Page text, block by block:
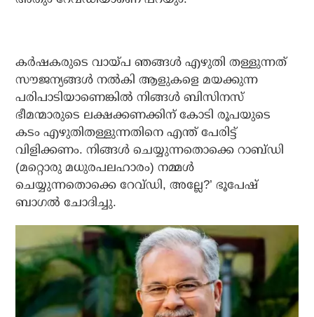
കര്‍ഷകരുടെ വായ്പ ഞങ്ങള്‍ എഴുതി തള്ളുന്നത്
സൗജന്യങ്ങള്‍ നല്‍കി ആളുകളെ മയക്കുന്ന
പരിപാടിയാണെങ്കില്‍ നിങ്ങള്‍ ബിസിനസ്
ഭീമന്മാരുടെ ലക്ഷക്കണക്കിന് കോടി രൂപയുടെ
കടം എഴുതിതള്ളുന്നതിനെ എന്ത് പേരിട്ട്
വിളിക്കണം. നിങ്ങള്‍ ചെയ്യുന്നതൊക്കെ റാബ്ഡി
(മറ്റൊരു മധുരപലഹാരം) നമ്മള്‍
ചെയ്യുന്നതൊക്കെ റേവ്ഡി, അല്ലേ?’ ഭൂപേഷ്
ബാഗല്‍ ചോദിച്ചു.